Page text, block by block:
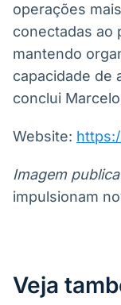
operações
conectadas ao
mantendo
capacidade de
conclui
Website:
Imagem
impulsionam
Veja